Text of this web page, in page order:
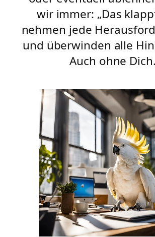
wir immer: „Das
nehmen jede
und überwinden alle
Auch ohne Dich.